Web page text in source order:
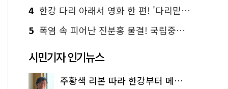
4 한강 다리 아래서 영화 한 편! '다리밑 영화관' 무료 상영
5 폭염 속 피어난 진분홍 물결! 국립중앙박물관 배롱나무 명소
시민기자 인기뉴스
주황색 리본 따라 한강부터 메타세쿼이아 숲길까지…서울둘레길 15코스